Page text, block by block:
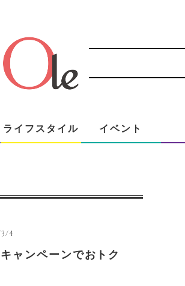
ライフスタイル イベント
4
ャンペーンでおトク